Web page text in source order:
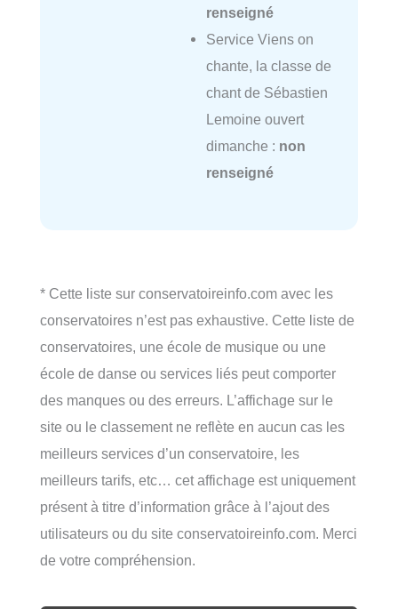
renseigné
Service Viens on
chante, la classe de
chant de Sébastien
Lemoine ouvert
dimanche : non
renseigné
* Cette liste sur conservatoireinfo.com avec les
conservatoires n’est pas exhaustive. Cette liste de
conservatoires, une école de musique ou une
école de danse ou services liés peut comporter
des manques ou des erreurs. L’affichage sur le
site ou le classement ne reflète en aucun cas les
meilleurs services d’un conservatoire, les
meilleurs tarifs, etc… cet affichage est uniquement
présent à titre d’information grâce à l’ajout des
utilisateurs ou du site conservatoireinfo.com. Merci
de votre compréhension.